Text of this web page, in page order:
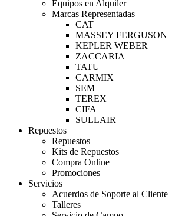
Equipos en Alquiler
Marcas Representadas
CAT
MASSEY FERGUSON
KEPLER WEBER
ZACCARIA
TATU
CARMIX
SEM
TEREX
CIFA
SULLAIR
Repuestos
Repuestos
Kits de Repuestos
Compra Online
Promociones
Servicios
Acuerdos de Soporte al Cliente
Talleres